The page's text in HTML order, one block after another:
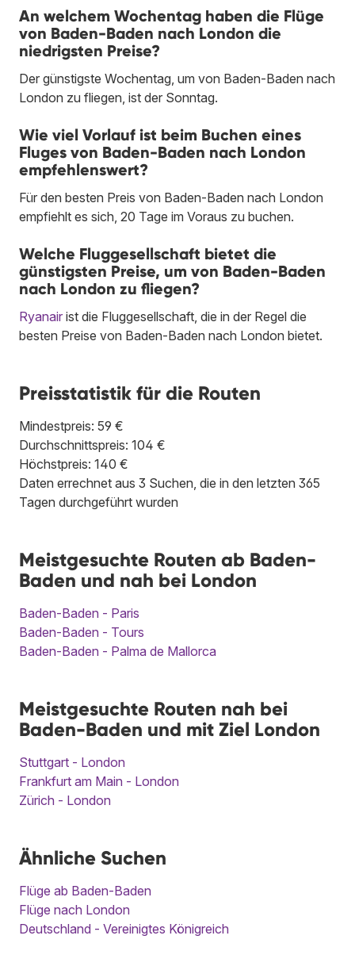
An welchem Wochentag haben die Flüge
von Baden-Baden nach London die
niedrigsten Preise?
Der günstigste Wochentag, um von Baden-Baden nach
London zu fliegen, ist der Sonntag.
Wie viel Vorlauf ist beim Buchen eines
Fluges von Baden-Baden nach London
empfehlenswert?
Für den besten Preis von Baden-Baden nach London
empfiehlt es sich, 20 Tage im Voraus zu buchen.
Welche Fluggesellschaft bietet die
günstigsten Preise, um von Baden-Baden
nach London zu fliegen?
Ryanair ist die Fluggesellschaft, die in der Regel die
besten Preise von Baden-Baden nach London bietet.
Preisstatistik für die Routen
Mindestpreis: 59 €
Durchschnittspreis: 104 €
Höchstpreis: 140 €
Daten errechnet aus 3 Suchen, die in den letzten 365
Tagen durchgeführt wurden
Meistgesuchte Routen ab Baden-
Baden und nah bei London
Baden-Baden - Paris
Baden-Baden - Tours
Baden-Baden - Palma de Mallorca
Meistgesuchte Routen nah bei
Baden-Baden und mit Ziel London
Stuttgart - London
Frankfurt am Main - London
Zürich - London
Ähnliche Suchen
Flüge ab Baden-Baden
Flüge nach London
Deutschland - Vereinigtes Königreich